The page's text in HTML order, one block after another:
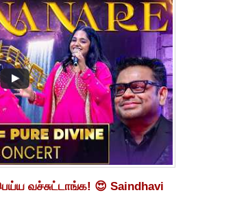
வச்சுட்டாங்க! 😍 Saindhavi